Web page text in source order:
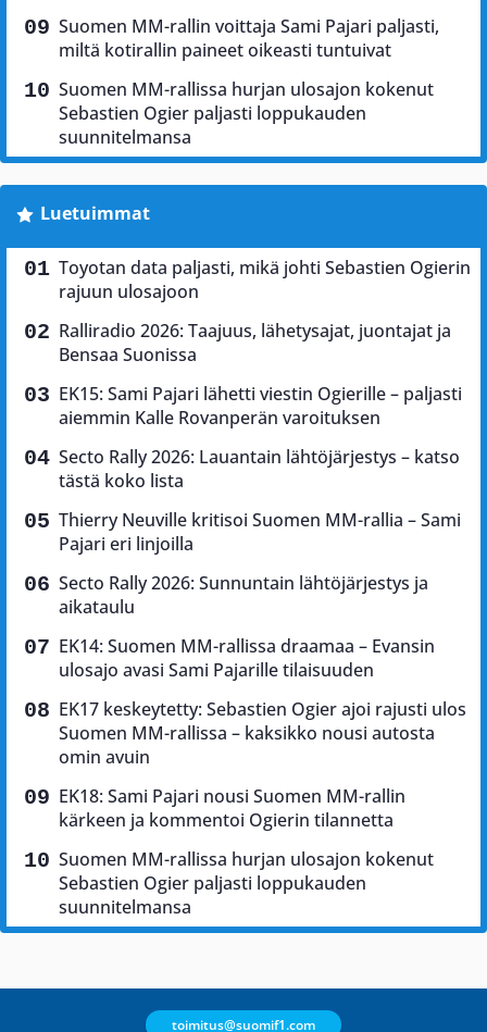
Suomen MM-rallin voittaja Sami Pajari paljasti,
miltä kotirallin paineet oikeasti tuntuivat
Suomen MM-rallissa hurjan ulosajon kokenut
Sebastien Ogier paljasti loppukauden
suunnitelmansa
Luetuimmat
Toyotan data paljasti, mikä johti Sebastien Ogierin
rajuun ulosajoon
Ralliradio 2026: Taajuus, lähetysajat, juontajat ja
Bensaa Suonissa
EK15: Sami Pajari lähetti viestin Ogierille – paljasti
aiemmin Kalle Rovanperän varoituksen
Secto Rally 2026: Lauantain lähtöjärjestys – katso
tästä koko lista
Thierry Neuville kritisoi Suomen MM-rallia – Sami
Pajari eri linjoilla
Secto Rally 2026: Sunnuntain lähtöjärjestys ja
aikataulu
EK14: Suomen MM-rallissa draamaa – Evansin
ulosajo avasi Sami Pajarille tilaisuuden
EK17 keskeytetty: Sebastien Ogier ajoi rajusti ulos
Suomen MM-rallissa – kaksikko nousi autosta
omin avuin
EK18: Sami Pajari nousi Suomen MM-rallin
kärkeen ja kommentoi Ogierin tilannetta
Suomen MM-rallissa hurjan ulosajon kokenut
Sebastien Ogier paljasti loppukauden
suunnitelmansa
toimitus@suomif1.com